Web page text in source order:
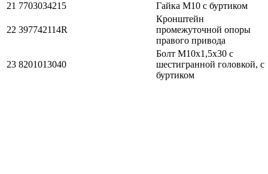
21 7703034215 Гайка М10 с буртиком
22 397742114R
Кронштейн
промежуточной опоры
правого привода
23 8201013040
Болт М10х1,5х30 с
шестигранной головкой, с
буртиком